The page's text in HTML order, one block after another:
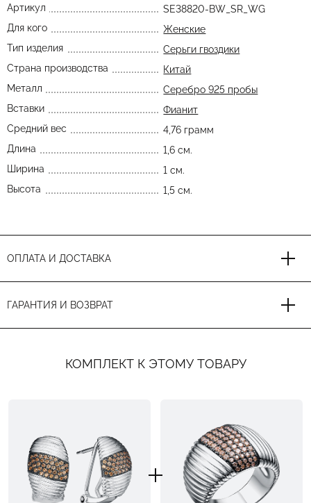
Артикул
SE38820-BW_SR_WG
Для кого
Женские
Тип изделия
Серьги гвоздики
Страна производства
Китай
Металл
Серебро 925 пробы
Вставки
Фианит
Средний вес
4,76 грамм
Длина
1,6 см.
Ширина
1 см.
Высота
1,5 см.
ОПЛАТА И ДОСТАВКА
ГАРАНТИЯ И ВОЗВРАТ
КОМПЛЕКТ К ЭТОМУ ТОВАРУ